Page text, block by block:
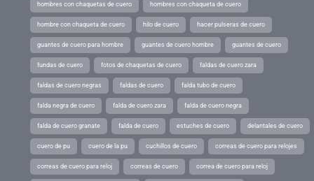
hombres con chaquetas de cuero hombres con chaqueta de cuero
hombre con chaqueta de cuero hilo de cuero hacer pulseras de cuero
guantes de cuero para hombre guantes de cuero hombre guantes de cuero
fundas de cuero fotos de chaquetas de cuero faldas de cuero zara
faldas de cuero negras faldas de cuero falda tubo de cuero
falda negra de cuero falda de cuero zara falda de cuero negra
falda de cuero granate falda de cuero estuches de cuero delantales de cuero
cuero de pu cuero de la pu cuchillos de cuero correas de cuero para relojes
correas de cuero para reloj correas de cuero correa de cuero para reloj